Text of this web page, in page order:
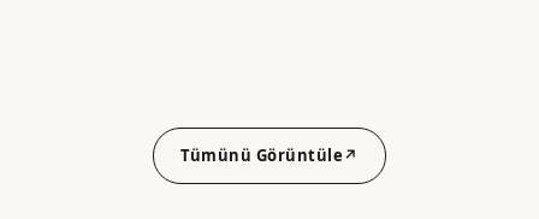
Tümünü Görüntüle↗